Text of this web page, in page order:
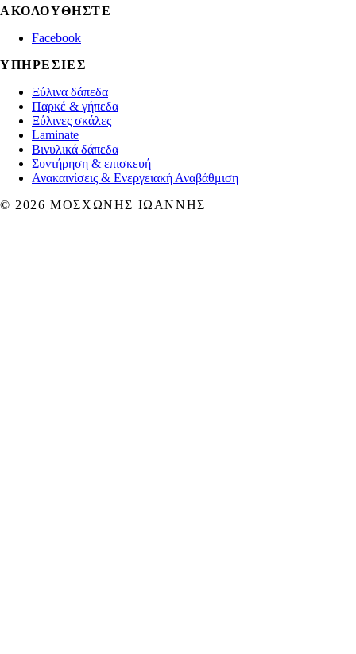
ΑΚΟΛΟΥΘΉΣΤΕ
Facebook
ΥΠΗΡΕΣΊΕΣ
Ξύλινα δάπεδα
Παρκέ & γήπεδα
Ξύλινες σκάλες
Laminate
Βινυλικά δάπεδα
Συντήρηση & επισκευή
Ανακαινίσεις & Ενεργειακή Αναβάθμιση
© 2026 ΜΟΣΧΏΝΗΣ ΙΩΆΝΝΗΣ